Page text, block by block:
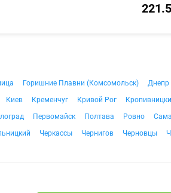
Горишние Плавни (Комсомольск) Днепр
Киев Кременчуг Кривой Рог
Первомайск Полтава Ровно
Черкассы Чернигов Черновцы